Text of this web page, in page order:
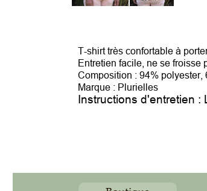
T-shirt très confortable à porter
Entretien facile, ne se froisse
Composition : 94% polyester,
Marque : Plurielles
Instructions d'entretien :